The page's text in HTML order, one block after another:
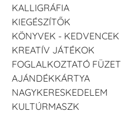
KALLIGRÁFIA
KIEGÉSZÍTŐK
KÖNYVEK - KEDVENCEK
KREATÍV JÁTÉKOK
FOGLALKOZTATÓ FÜZET
AJÁNDÉKKÁRTYA
NAGYKERESKEDELEM
KULTÚRMASZK